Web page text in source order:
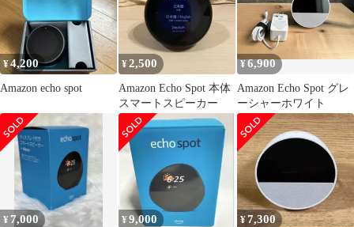
BLACK ブラック
¥4,200
Amazon echo spot
¥2,500
Amazon Echo Spot 本体
スマートスピーカー
¥6,900
Amazon Echo Spot グレ
ーシャーホワイト
¥ 7,000 ¥9,000 ¥7,300